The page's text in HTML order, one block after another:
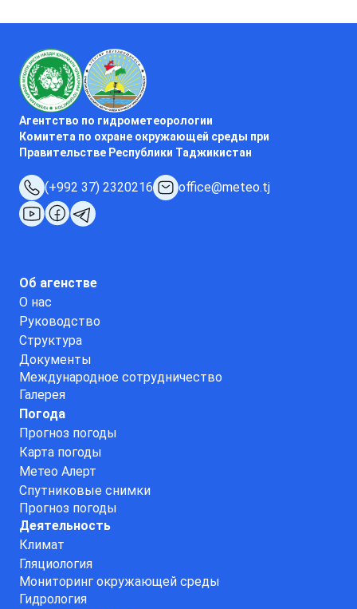
Агентство по гидрометеорологии
Комитета по охране окружающей среды при
Правительстве Республики Таджикистан
(+992 37) 2320216 office@meteo.tj
Об агенстве
О нас
Руководство
Структура
Документы
Международное сотрудничество
Галерея
Погода
Прогноз погоды
Карта погоды
Метео Алерт
Спутниковые снимки
Прогноз погоды
Деятельность
Климат
Гляциология
Мониторинг окружающей среды
Гидрология